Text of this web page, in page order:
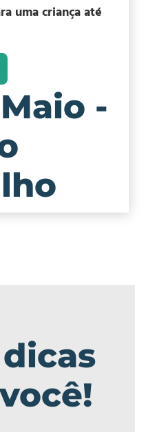
uma criança até
-